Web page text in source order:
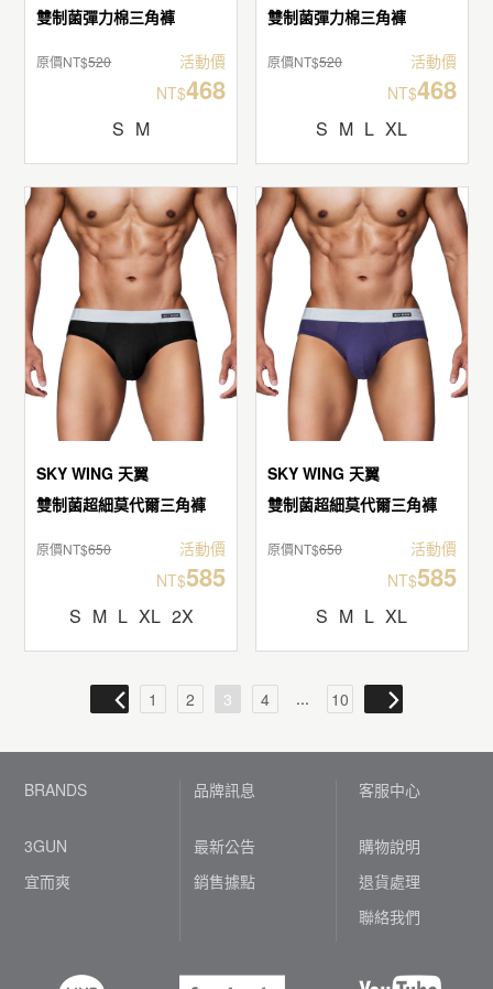
雙制菌彈力棉三角褲
原價NT$520
活動價
NT$468
S M
雙制菌彈力棉三角褲
原價NT$520
活動價
NT$468
S M L XL
SKY WING 天翼
雙制菌超細莫代爾三角褲
原價NT$650
活動價
NT$585
S M L XL 2X
SKY WING 天翼
雙制菌超細莫代爾三角褲
原價NT$650
活動價
NT$585
S M L XL
1 2 3 4 ... 10
BRANDS
3GUN
宜而爽
品牌訊息
最新公告
銷售據點
客服中心
購物說明
退貨處理
聯絡我們